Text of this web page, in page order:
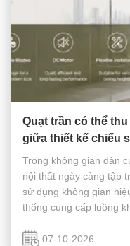
Quạt trần có thể
giữa thiết kế chiếu
Trong không gian dân
nội thất ngày càng tập
sử dụng không gian
thống cung cấp luồng
Các quạt trần c...
07-10-2026